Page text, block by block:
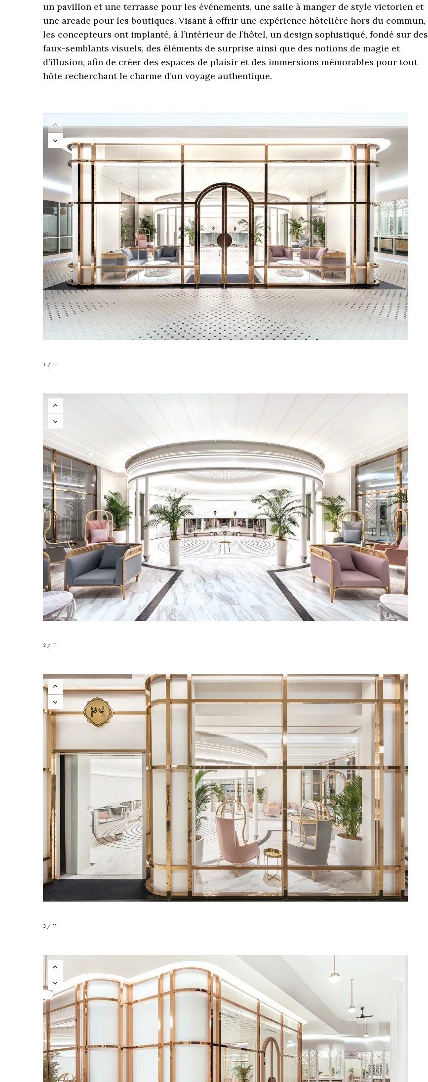
un pavillon et une terrasse pour les événements, une salle à manger de style victorien et
une arcade pour les boutiques. Visant à offrir une expérience hôtelière hors du commun,
les concepteurs ont implanté, à l’intérieur de l’hôtel, un design sophistiqué, fondé sur des
faux-semblants visuels, des éléments de surprise ainsi que des notions de magie et
d’illusion, afin de créer des espaces de plaisir et des immersions mémorables pour tout
hôte recherchant le charme d’un voyage authentique.
1 / 11
2 / 11
3 / 11